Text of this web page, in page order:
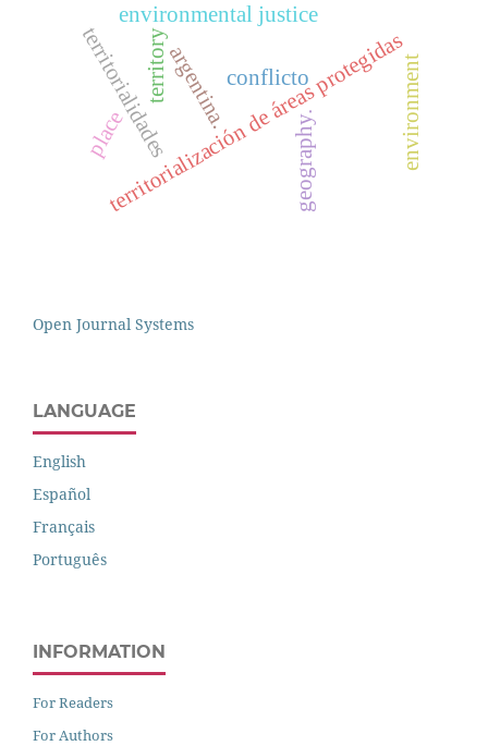
territorialización de áreas protegidas
territorialidades conflicto
argentina. environment
territory
place
environmental justice
geography.
Open Journal Systems
LANGUAGE
English
Español
Français
Português
INFORMATION
For Readers
For Authors